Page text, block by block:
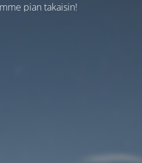
pian takaisin!